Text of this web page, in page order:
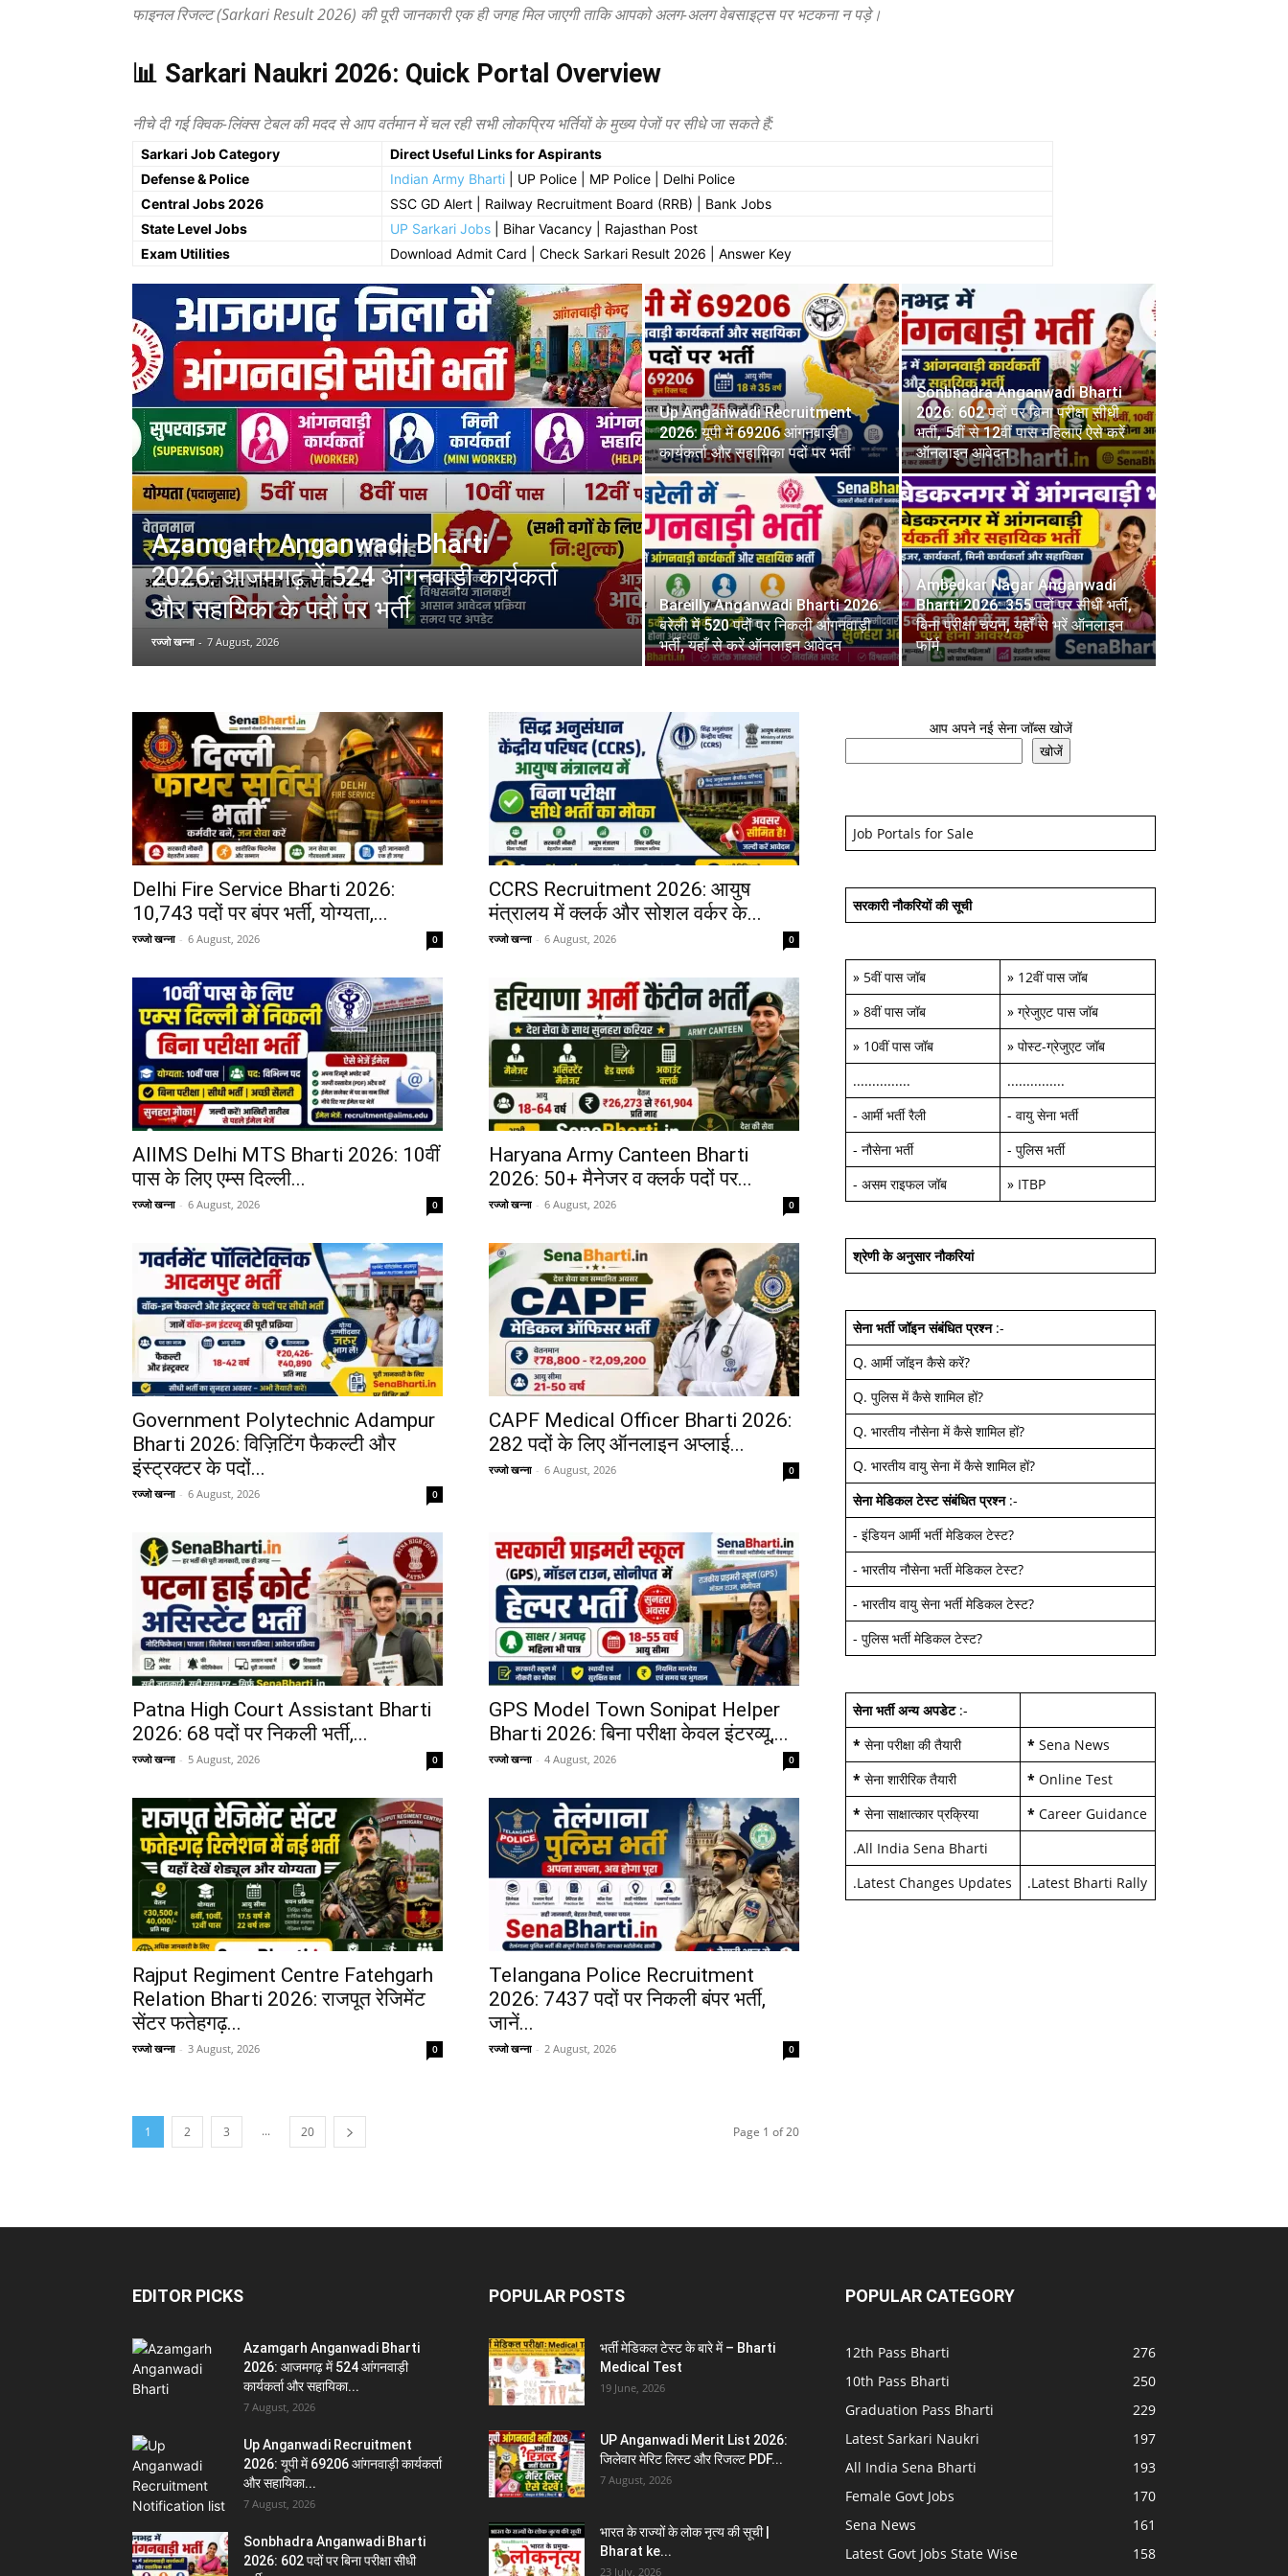
फाइनल रिजल्ट (Sarkari Result 2026) की पूरी जानकारी एक ही जगह मिल जाएगी ताकि आपको अलग-अलग वेबसाइट्स पर भटकना न पड़े।
📊 Sarkari Naukri 2026: Quick Portal Overview
नीचे दी गई क्विक-लिंक्स टेबल की मदद से आप वर्तमान में चल रही सभी लोकप्रिय भर्तियों के मुख्य पेजों पर सीधे जा सकते हैं:
Sarkari Job Category
Direct Useful Links for Aspirants
Defense & Police
Indian Army Bharti | UP Police | MP Police | Delhi Police
Central Jobs 2026
SSC GD Alert | Railway Recruitment Board (RRB) | Bank Jobs
State Level Jobs
UP Sarkari Jobs | Bihar Vacancy | Rajasthan Post
Exam Utilities
Download Admit Card | Check Sarkari Result 2026 | Answer Key
Azamgarh Anganwadi Bharti
2026: आजमगढ़ में 524 आंगनवाड़ी कार्यकर्ता
और सहायिका के पदों पर भर्ती
रज्जो खन्ना - 7 August, 2026
Up Anganwadi Recruitment
2026: यूपी में 69206 आंगनवाड़ी
कार्यकर्ता और सहायिका पदों पर भर्ती
Sonbhadra Anganwadi Bharti
2026: 602 पदों पर बिना परीक्षा सीधी
भर्ती, 5वीं से 12वीं पास महिलाएं ऐसे करें
ऑनलाइन आवेदन
Bareilly Anganwadi Bharti 2026:
बरेली में 520 पदों पर निकली आंगनवाड़ी
भर्ती, यहाँ से करें ऑनलाइन आवेदन
Ambedkar Nagar Anganwadi
Bharti 2026: 355 पदों पर सीधी भर्ती,
बिना परीक्षा चयन, यहाँ से भरें ऑनलाइन
फॉर्म
Delhi Fire Service Bharti 2026:
10,743 पदों पर बंपर भर्ती, योग्यता,...
रज्जो खन्ना - 6 August, 2026 0
CCRS Recruitment 2026: आयुष
मंत्रालय में क्लर्क और सोशल वर्कर के...
रज्जो खन्ना - 6 August, 2026 0
AIIMS Delhi MTS Bharti 2026: 10वीं
पास के लिए एम्स दिल्ली...
रज्जो खन्ना - 6 August, 2026 0
Haryana Army Canteen Bharti
2026: 50+ मैनेजर व क्लर्क पदों पर...
रज्जो खन्ना - 6 August, 2026 0
Government Polytechnic Adampur
Bharti 2026: विज़िटिंग फैकल्टी और
इंस्ट्रक्टर के पदों...
रज्जो खन्ना - 6 August, 2026 0
CAPF Medical Officer Bharti 2026:
282 पदों के लिए ऑनलाइन अप्लाई...
रज्जो खन्ना - 6 August, 2026 0
Patna High Court Assistant Bharti
2026: 68 पदों पर निकली भर्ती,...
रज्जो खन्ना - 5 August, 2026 0
GPS Model Town Sonipat Helper
Bharti 2026: बिना परीक्षा केवल इंटरव्यू,...
रज्जो खन्ना - 4 August, 2026 0
Rajput Regiment Centre Fatehgarh
Relation Bharti 2026: राजपूत रेजिमेंट
सेंटर फतेहगढ़...
रज्जो खन्ना - 3 August, 2026 0
Telangana Police Recruitment
2026: 7437 पदों पर निकली बंपर भर्ती,
जानें...
रज्जो खन्ना - 2 August, 2026 0
1 2 3 ... 20 Page 1 of 20
आप अपने नई सेना जॉब्स खोजें
खोजें
Job Portals for Sale
सरकारी नौकरियों की सूची
» 5वीं पास जॉब » 12वीं पास जॉब
» 8वीं पास जॉब » ग्रेजुएट पास जॉब
» 10वीं पास जॉब » पोस्ट-ग्रेजुएट जॉब
...............
...............
- आर्मी भर्ती रैली - वायु सेना भर्ती
- नौसेना भर्ती - पुलिस भर्ती
- असम राइफल जॉब » ITBP
श्रेणी के अनुसार नौकरियां
सेना भर्ती जॉइन संबंधित प्रश्न:-
Q. आर्मी जॉइन कैसे करें?
Q. पुलिस में कैसे शामिल हों?
Q. भारतीय नौसेना में कैसे शामिल हों?
Q. भारतीय वायु सेना में कैसे शामिल हों?
सेना मेडिकल टेस्ट संबंधित प्रश्न:-
- इंडियन आर्मी भर्ती मेडिकल टेस्ट?
- भारतीय नौसेना भर्ती मेडिकल टेस्ट?
- भारतीय वायु सेना भर्ती मेडिकल टेस्ट?
- पुलिस भर्ती मेडिकल टेस्ट?
सेना भर्ती अन्य अपडेट:-
* सेना परीक्षा की तैयारी * Sena News
* सेना शारीरिक तैयारी * Online Test
* सेना साक्षात्कार प्रक्रिया * Career Guidance
.All India Sena Bharti
.Latest Changes Updates .Latest Bharti Rally
EDITOR PICKS
Azamgarh Anganwadi Bharti
2026: आजमगढ़ में 524 आंगनवाड़ी
कार्यकर्ता और सहायिका...
7 August, 2026
Up Anganwadi Recruitment
2026: यूपी में 69206 आंगनवाड़ी कार्यकर्ता
और सहायिका...
7 August, 2026
Sonbhadra Anganwadi Bharti
2026: 602 पदों पर बिना परीक्षा सीधी
POPULAR POSTS
भर्ती मेडिकल टेस्ट के बारे में – Bharti
Medical Test
19 June, 2026
UP Anganwadi Merit List 2026:
जिलेवार मेरिट लिस्ट और रिजल्ट PDF...
7 August, 2026
भारत के राज्यों के लोक नृत्य की सूची |
Bharat ke...
23 July, 2026
POPULAR CATEGORY
12th Pass Bharti
276
10th Pass Bharti
250
Graduation Pass Bharti
229
Latest Sarkari Naukri
197
All India Sena Bharti
193
Female Govt Jobs
170
Sena News
161
Latest Govt Jobs State Wise
158